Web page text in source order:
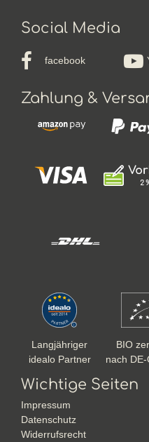
Social Media
facebook
Zahlung &
Langjähriger
idealo Partner
BIO
nach
Wichtige Seiten
Impressum
Datenschutz
Widerrufsrecht